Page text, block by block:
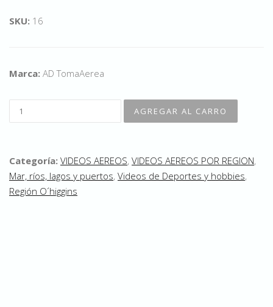
SKU: 16
Marca: AD TomaAerea
Categoría: VIDEOS AEREOS, VIDEOS AEREOS POR REGION,
Mar, ríos, lagos y puertos, Videos de Deportes y hobbies,
Región O´higgins